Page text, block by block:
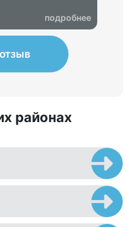
неврологу -
пришлось
где показало,
подробнее
районах